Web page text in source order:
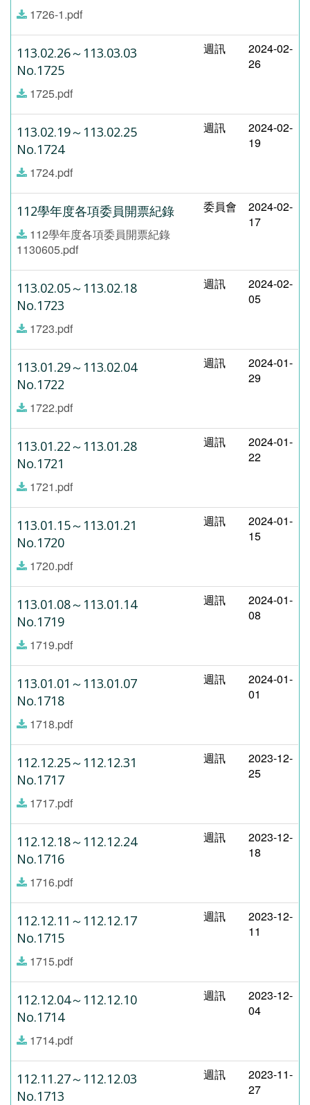
1726-1.pdf
113.02.26～113.03.03
No.1725
1725.pdf
週訊
2024-02-
26
113.02.19～113.02.25
No.1724
1724.pdf
週訊
2024-02-
19
112學年度各項委員開票紀錄
112學年度各項委員開票紀錄
1130605.pdf
委員會
2024-02-
17
113.02.05～113.02.18
No.1723
1723.pdf
週訊
2024-02-
05
113.01.29～113.02.04
No.1722
1722.pdf
週訊
2024-01-
29
113.01.22～113.01.28
No.1721
1721.pdf
週訊
2024-01-
22
113.01.15～113.01.21
No.1720
1720.pdf
週訊
2024-01-
15
113.01.08～113.01.14
No.1719
1719.pdf
週訊
2024-01-
08
113.01.01～113.01.07
No.1718
1718.pdf
週訊
2024-01-
01
112.12.25～112.12.31
No.1717
1717.pdf
週訊
2023-12-
25
112.12.18～112.12.24
No.1716
1716.pdf
週訊
2023-12-
18
112.12.11～112.12.17
No.1715
1715.pdf
週訊
2023-12-
11
112.12.04～112.12.10
No.1714
1714.pdf
週訊
2023-12-
04
112.11.27～112.12.03
No.1713
週訊
2023-11-
27